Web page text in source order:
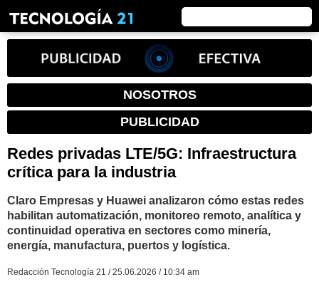
NOSOTROS
PUBLICIDAD
Redes privadas LTE/5G: Infraestructura
crítica para la industria
Claro Empresas y Huawei analizaron cómo estas redes
habilitan automatización, monitoreo remoto, analítica y
continuidad operativa en sectores como minería,
energía, manufactura, puertos y logística.
Redacción Tecnología 21 / 25.06.2026 / 10:34 am